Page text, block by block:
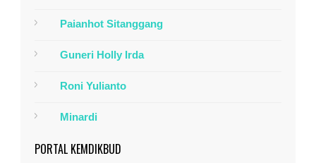
Paianhot Sitanggang
Guneri Holly Irda
Roni Yulianto
Minardi
PORTAL KEMDIKBUD